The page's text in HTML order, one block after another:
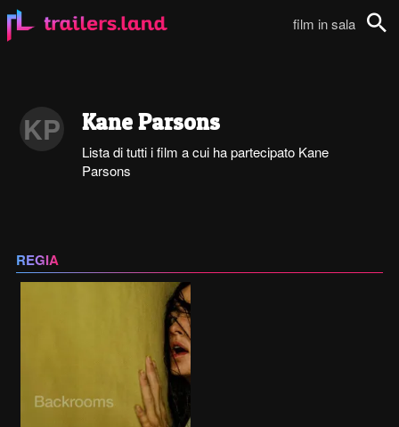
film in sala
KP Kane Parsons
Lista di tutti i film a cui ha partecipato Kane
Parsons
REGIA